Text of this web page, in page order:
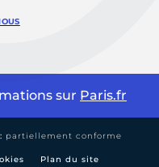
sur Paris.fr
partiellement conforme
Plan du site